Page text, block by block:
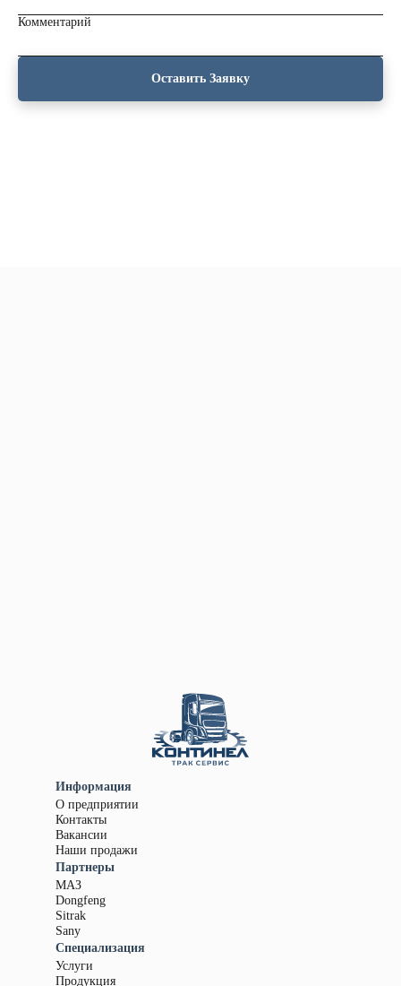
Комментарий
Информация
О предприятии
Контакты
Вакансии
Наши продажи
Партнеры
МАЗ
Dongfeng
Sitrak
Sany
Специализация
Услуги
Продукция